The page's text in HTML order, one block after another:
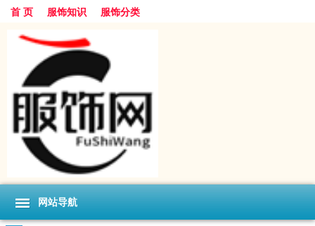
首 页 服饰知识 服饰分类
网站导航